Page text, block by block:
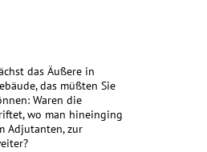
das Äußere in
das müßten Sie
Waren die
wo man hineinging
Adjutanten, zur